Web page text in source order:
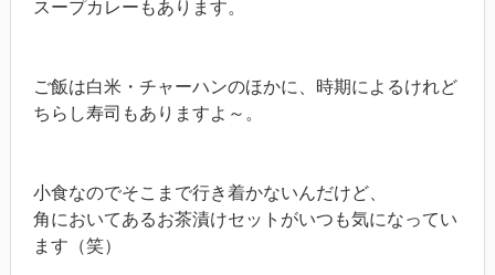
スープカレーもあります。
ご飯は白米・チャーハンのほかに、時期によるけれど
ちらし寿司もありますよ～。
小食なのでそこまで行き着かないんだけど、
角においてあるお茶漬けセットがいつも気になってい
ます（笑）